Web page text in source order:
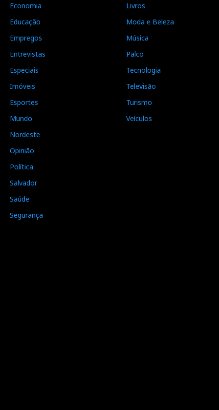
Economia
Educação
Empregos
Entrevistas
Especiais
Imóveis
Esportes
Mundo
Nordeste
Opinião
Política
Salvador
Saúde
Segurança
Livros
Moda e Beleza
Música
Palco
Tecnologia
Televisão
Turismo
Veículos